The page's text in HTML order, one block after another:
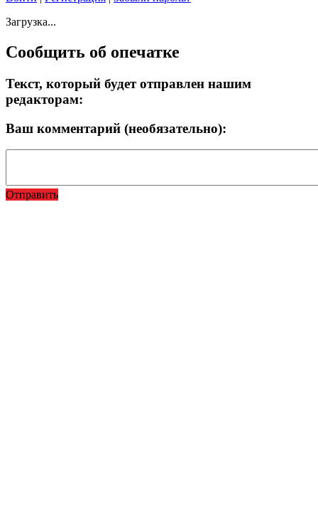
Загрузка...
Сообщить об опечатке
Текст, который будет отправлен нашим
редакторам:
Ваш комментарий (необязательно):
Отправить